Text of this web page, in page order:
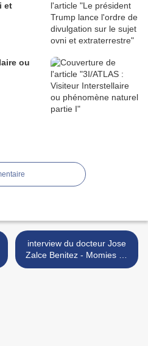
et
ou
interview du docteur Jose
Zalce Benitez - Momies de
Nazca >